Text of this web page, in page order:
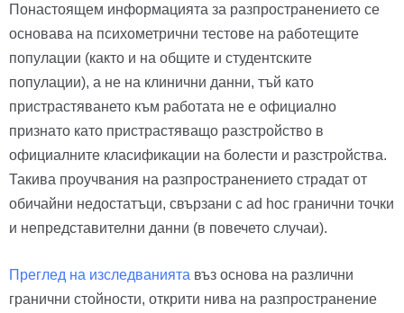
Понастоящем информацията за разпространението се
основава на психометрични тестове на работещите
популации (както и на общите и студентските
популации), а не на клинични данни, тъй като
пристрастяването към работата не е официално
признато като пристрастяващо разстройство в
официалните класификации на болести и разстройства.
Такива проучвания на разпространението страдат от
обичайни недостатъци, свързани с ad hoc гранични точки
и непредставителни данни (в повечето случаи).
Преглед на изследванията въз основа на различни
гранични стойности, открити нива на разпространение